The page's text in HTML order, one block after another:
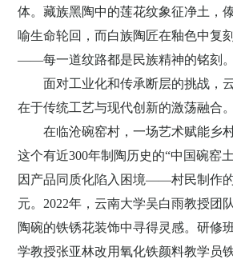
体。藏族黑陶中的莲花纹象征净土，
喻生命轮回，而白族陶匠在釉色中复
——每一道纹路都是民族精神的铭刻。
面对工业化和传承断层的挑战，
在于传统工艺与现代创新的激荡融合。
在临沧碗窑村，一场艺术赋能乡
这个有近300年制陶历史的“中国碗窑
因产品同质化陷入困境——村民制作
元。 2022年，云南大学吴白雨教授团
陶碗的铁锈花装饰中寻得灵感。研修
学教授张亚林改用氧化铁颜料教学员